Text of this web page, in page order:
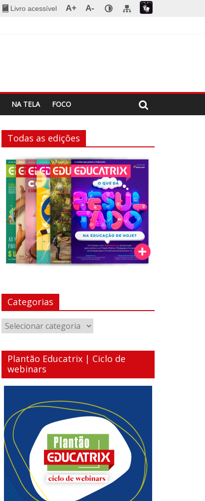
Livro acessível A+
A-
NA TELA FOCO
Todas as edições
Categorias
Categorias
Plantão Educatrix | Ciclo de
webinars